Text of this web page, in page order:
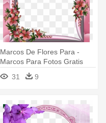
Marcos De Flores Para -
Marcos Para Fotos Gratis
31
9